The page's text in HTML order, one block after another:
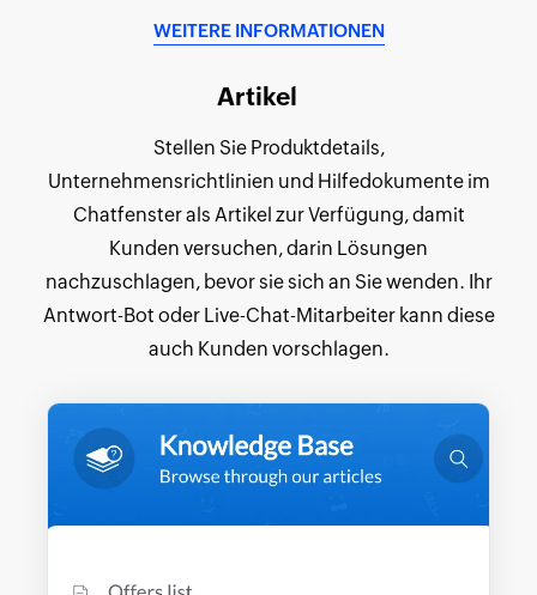
WEITERE INFORMATIONEN
Artikel
Stellen Sie Produktdetails,
Unternehmensrichtlinien und Hilfedokumente im
Chatfenster als Artikel zur Verfügung, damit
Kunden versuchen, darin Lösungen
nachzuschlagen, bevor sie sich an Sie wenden. Ihr
Antwort-Bot oder Live-Chat-Mitarbeiter kann diese
auch Kunden vorschlagen.